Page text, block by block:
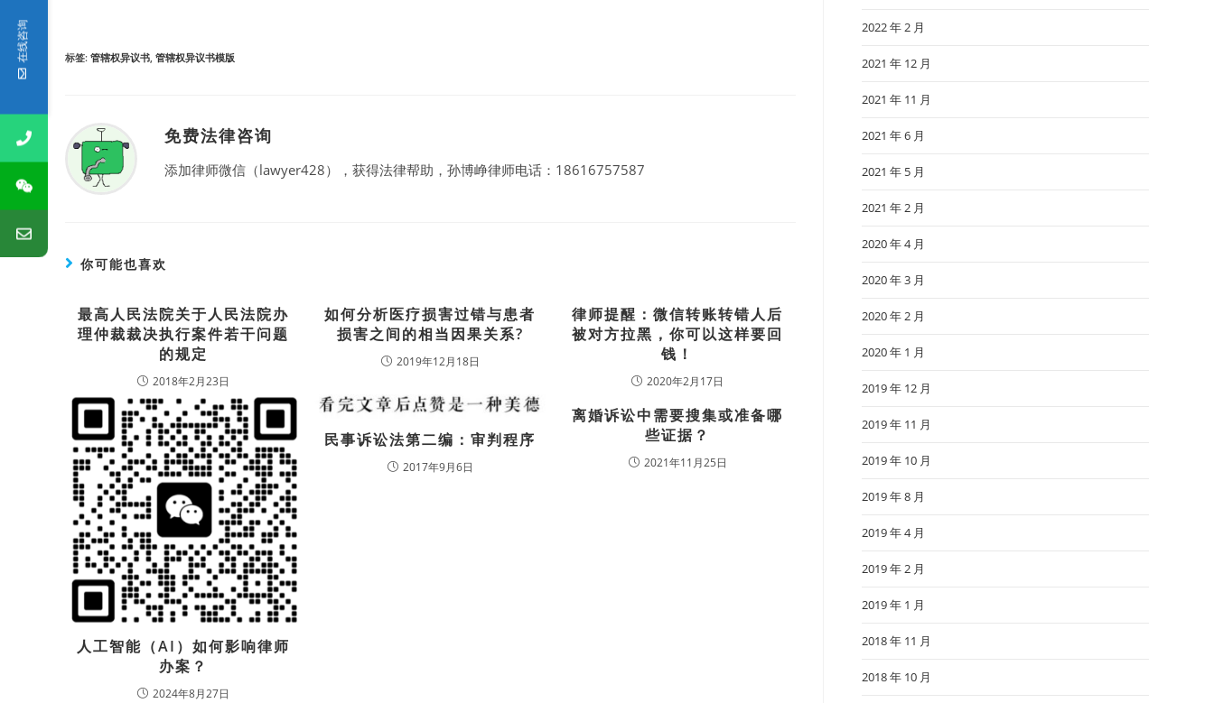
标签: 管辖权异议书, 管辖权异议书模版
免费法律咨询
添加律师微信（lawyer428），获得法律帮助，孙博峥律师电话：18616757587
你可能也喜欢
最高人民法院关于人民法院办
理仲裁裁决执行案件若干问题
的规定
2018年2月23日
如何分析医疗损害过错与患者
损害之间的相当因果关系?
2019年12月18日
律师提醒：微信转账转错人后
被对方拉黑，你可以这样要回
钱！
2020年2月17日
人工智能（AI）如何影响律师
办案？
2024年8月27日
民事诉讼法第二编：审判程序
2017年9月6日
离婚诉讼中需要搜集或准备哪
些证据？
2021年11月25日
2022 年 2 月
2021 年 12 月
2021 年 11 月
2021 年 6 月
2021 年 5 月
2021 年 2 月
2020 年 4 月
2020 年 3 月
2020 年 2 月
2020 年 1 月
2019 年 12 月
2019 年 11 月
2019 年 10 月
2019 年 8 月
2019 年 4 月
2019 年 2 月
2019 年 1 月
2018 年 11 月
2018 年 10 月
在线咨询